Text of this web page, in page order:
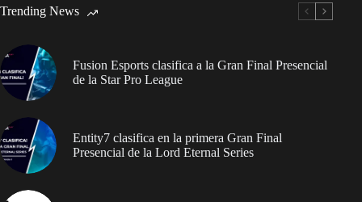
Trending News
Fusion Esports clasifica a la Gran Final Presencial
de la Star Pro League
Entity7 clasifica en la primera Gran Final
Presencial de la Lord Eternal Series